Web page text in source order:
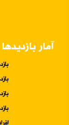
آمار بازدیدها